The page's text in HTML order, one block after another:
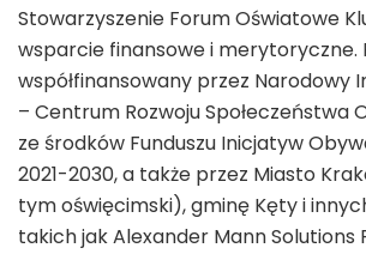
Stowarzyszenie Forum Oświatowe
wsparcie finansowe i merytoryczne.
współfinansowany przez Narodowy
– Centrum Rozwoju Społeczeństwa
ze środków Funduszu Inicjatyw
2021-2030, a także przez Miasto
tym oświęcimski), gminę Kęty i
takich jak Alexander Mann Solutions